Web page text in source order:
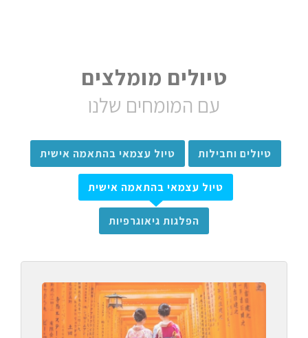
טיולים מומלצים
עם המומחים שלנו
טיולים וחבילות טיול עצמאי בהתאמה אישית
טיול עצמאי בהתאמה אישית
הפלגות גיאוגרפיות